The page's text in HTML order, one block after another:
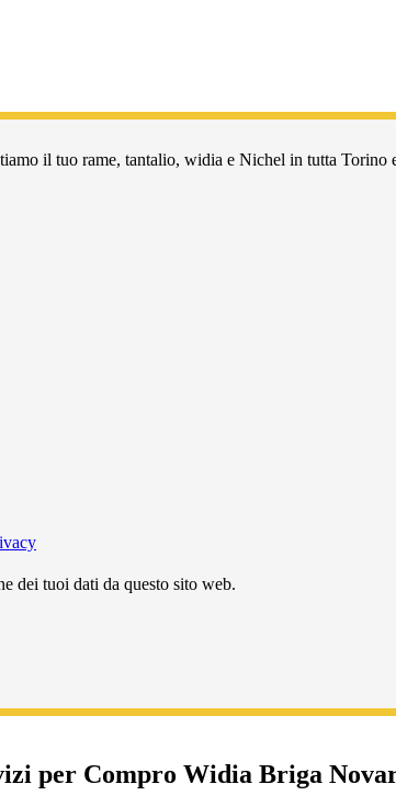
il tuo rame, tantalio, widia e Nichel in tutta Torino
dei tuoi dati da questo sito web.
per Compro Widia Briga